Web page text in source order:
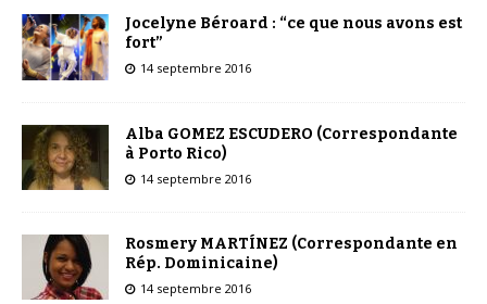
Jocelyne Béroard : “ce que nous avons est
fort”
14 septembre 2016
Alba GOMEZ ESCUDERO (Correspondante
à Porto Rico)
14 septembre 2016
Rosmery MARTÍNEZ (Correspondante en
Rép. Dominicaine)
14 septembre 2016